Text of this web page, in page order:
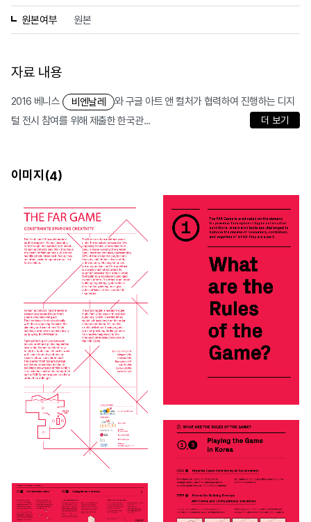
원본여부 원본
자료 내용
2016 베니스 비엔날레
와 구글 아트 앤 컬처가 협력하여 진행하는 디지
털 전시 참여를 위해 제출한 한국관...
더 보기
이미지(4)